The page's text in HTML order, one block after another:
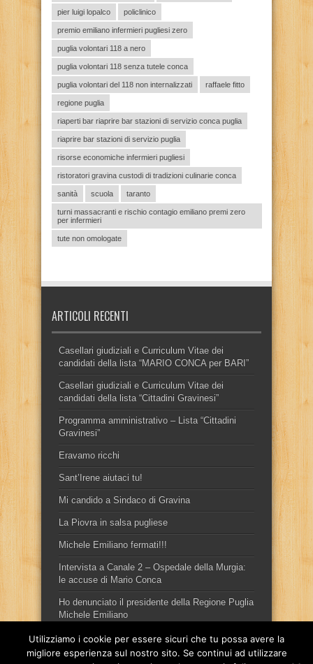
pier luigi lopalco policlinico
premio emiliano infermieri pugliesi zero
puglia volontari 118 a nero
puglia volontari 118 senza tutele conca
puglia volontari del 118 non internalizzati raffaele fitto
regione puglia
riaperti bar riaprire bar stazioni di servizio conca puglia
riaprire bar stazioni di servizio puglia
risorse economiche infermieri pugliesi
ristoratori gravina custodi di tradizioni culinarie conca
sanità scuola taranto
turni massacranti e rischio contagio emiliano premi zero
per infermieri
tute non omologate
ARTICOLI RECENTI
Casellari giudiziali e Curriculum Vitae dei
candidati della lista “MARIO CONCA per BARI”
Casellari giudiziali e Curriculum Vitae dei
candidati della lista “Cittadini Gravinesi”
Programma amministrativo – Lista “Cittadini
Gravinesi”
Eravamo ricchi
Sant’Irene aiutaci tu!
Mi candido a Sindaco di Gravina
La Piovra in salsa pugliese
Michele Emiliano fermati!!!
Intervista a Canale 2 – Ospedale della Murgia:
le accuse di Mario Conca
Ho denunciato il presidente della Regione Puglia
Michele Emiliano
Utilizziamo i cookie per essere sicuri che tu possa avere la
migliore esperienza sul nostro sito. Se continui ad utilizzare